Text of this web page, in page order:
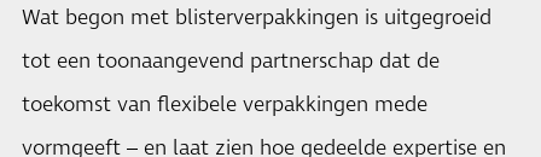
Wat begon met blisterverpakkingen is uitgegroeid
tot een toonaangevend partnerschap dat de
toekomst van flexibele verpakkingen mede
vormgeeft – en laat zien hoe gedeelde expertise en